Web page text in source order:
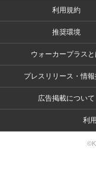
利用規約
推奨環境
ウォーカープラスと
プレスリリース・情
広告掲載について
利